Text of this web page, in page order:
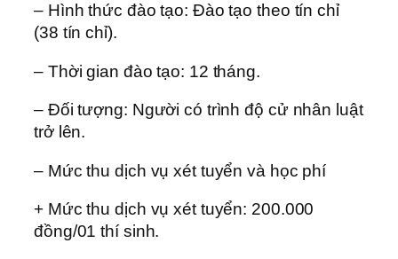
– Hình thức đào tạo: Đào tạo theo tín chỉ
(38 tín chỉ).
– Thời gian đào tạo: 12 tháng.
– Đối tượng: Người có trình độ cử nhân luật
trở lên.
– Mức thu dịch vụ xét tuyển và học phí
+ Mức thu dịch vụ xét tuyển: 200.000
đồng/01 thí sinh.